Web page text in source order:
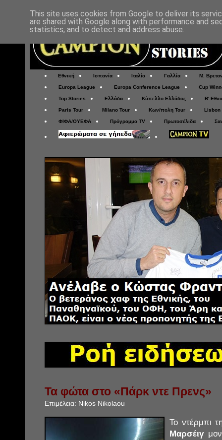
Εθνική Ισπανία Ιταλία Γαλλία Μ.
Europa League Europa Conference League Cup
Top Stories Ελλάδα Κύπελλο Ελλάδος Β'
Paris Tour Milano Tour Κων/πολη Tour Lisbon
ΦΙΦΑ/ΟΥΕΦΑ Πρόγραμμα TV Πρωτοσέλιδα
Τα φώτα στο «Πάρκ ντε Πρενς»
Επιμέλεια: Nikos Nikolaou
Το ντέρμπι
Μαρσέιγ
This site uses cookies from Google to deliver its
are shared with Google along with performance and
statistics, and to detect and address abuse.